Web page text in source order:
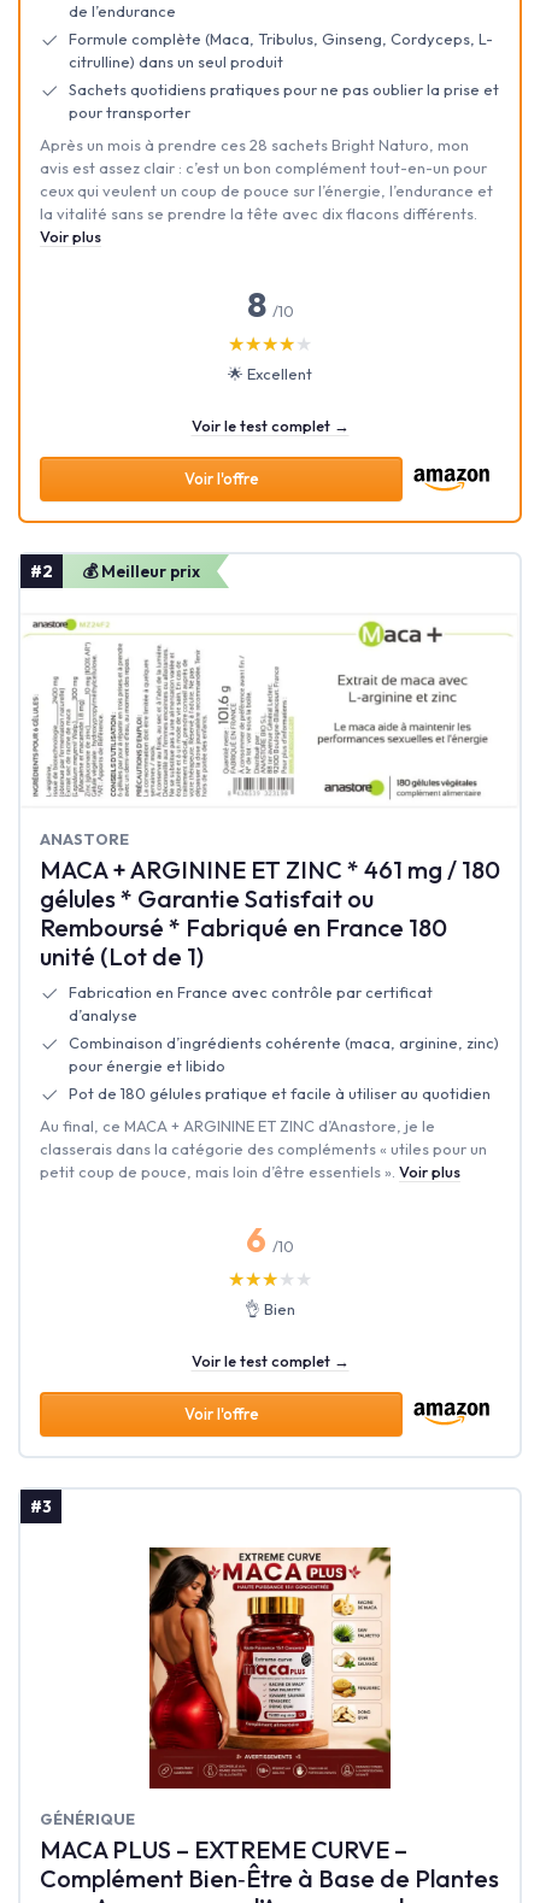
de l’endurance
Formule complète (Maca, Tribulus, Ginseng, Cordyceps, L-
citrulline) dans un seul produit
Sachets quotidiens pratiques pour ne pas oublier la prise et
pour transporter
Après un mois à prendre ces 28 sachets Bright Naturo, mon
avis est assez clair : c’est un bon complément tout-en-un pour
ceux qui veulent un coup de pouce sur l’énergie, l’endurance et
la vitalité sans se prendre la tête avec dix flacons différents.
Voir plus
8 /10
★★★★★
★★★★★
🌟 Excellent
Voir le test complet →
Voir l'offre
#2 💰 Meilleur prix
ANASTORE
MACA + ARGININE ET ZINC * 461 mg / 180
gélules * Garantie Satisfait ou
Remboursé * Fabriqué en France 180
unité (Lot de 1)
Fabrication en France avec contrôle par certificat
d’analyse
Combinaison d’ingrédients cohérente (maca, arginine, zinc)
pour énergie et libido
Pot de 180 gélules pratique et facile à utiliser au quotidien
Au final, ce MACA + ARGININE ET ZINC d’Anastore, je le
classerais dans la catégorie des compléments « utiles pour un
petit coup de pouce, mais loin d’être essentiels ». Voir plus
6 /10
★★★★★
★★★★★
👌 Bien
Voir le test complet →
Voir l'offre
#3
‎GÉNÉRIQUE
MACA PLUS – EXTREME CURVE –
Complément Bien‑Être à Base de Plantes